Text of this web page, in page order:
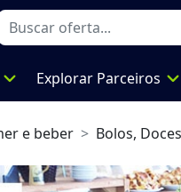
expand_more Explorar Parceiros expand_more
e beber Bolos,